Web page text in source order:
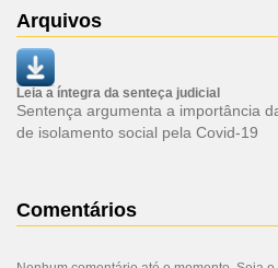
Arquivos
Leia a íntegra da senteça judicial
Sentença argumenta a importância
de isolamento social pela Covid-19
Comentários